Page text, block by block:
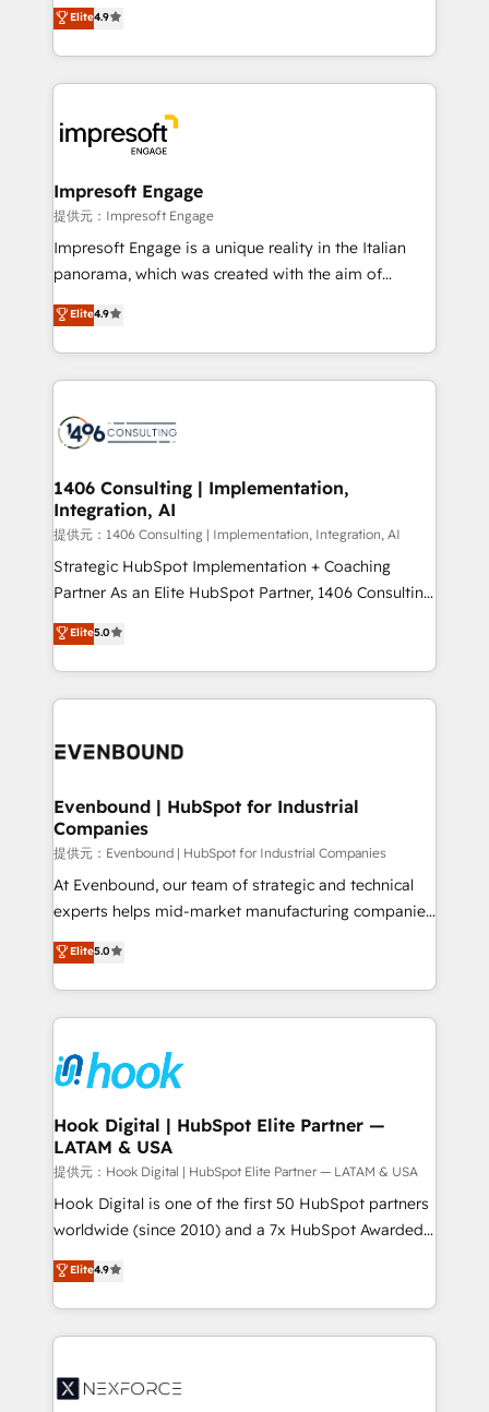
Platform Migration Excellence. • Top 3 Partner of the
Year LATAM 2022, 2023, 2024, 2025. • Partner of the
business with HubSpot? Let Cebra’s experts help
you grow faster, smarter, and with impact.
development—always fueled by curiosity—to turn
ideas, opportunities, and challenges into meaningful
experiences. To us, technology is more than just
and—most importantly—simple. That’s why we lean
into bold ideas and shape them into thoughtful
products and strategies that actually make a
difference.
Elite4.9
Impresoft Engage
提供元：Impresoft Engage
Impresoft Engage is a unique reality in the Italian
panorama, which was created with the aim of
putting Customer Experience at the center by
creating digital environments capable of integrating
people, processes and data. We offer the best
digital solutions on the market, ranging from CRM
marketing automation to online and offline sales
allowing companies to optimize processes and meet
the needs of the customer. We are part of Impresoft
Group, a group of specialized and complementary
companies that divide their offer into 4
Competence Centers: Smart Manufacturing,
The synergies generated by these integrations,
together with the combination of talents, skills,
to accompany companies on their digital
Elite4.9
1406 Consulting | Implementation,
Integration, AI
提供元：1406 Consulting | Implementation, Integration, AI
Strategic HubSpot Implementation + Coaching
Partner As an Elite HubSpot Partner, 1406 Consulting
helps mid-market revenue teams transform how
they sell, market, and serve. We don't just build your
HubSpot—we teach your team to own it, then stay
to help you keep winning. What We Do ⚙️ CRM
Data & Content 📈 Sales & Marketing Alignment +
Agent Creation 🔄 Custom Integrations & Data
Migration Why 1406 We become part of your team.
Your team learns while we build. We fix what others
broke. Built for mid-market reality—practical
solutions that work with your actual headcount and
HubSpot partners 🔄 Top 5% globally in client
retention 📅 8+ years of consistent results since 2017
move beyond spreadsheets into unified systems
that drive real business results.
Elite5.0
Evenbound | HubSpot for Industrial
Companies
提供元：Evenbound | HubSpot for Industrial Companies
At Evenbound, our team of strategic and technical
experts helps mid-market manufacturing companies
achieve real growth. We specialize in delivering
tailored solutions that drive results by leveraging
HubSpot’s platform and data to fuel success.
Technical Solutions: - HubSpot Technical Consulting -
Onboarding - Data Migration & Integrations -
Technical Audit & Optimization Strategic Solutions: -
Revenue Operations - Inbound Marketing -
Outbound Marketing - HubSpot CMS Website
Design & Development We empower our clients to
reach their full potential by providing transparent,
relationship-driven support. With over 300 HubSpot
technical know-how and strategic guidance you
need to succeed.
Elite5.0
Hook Digital | HubSpot Elite Partner —
LATAM & USA
提供元：Hook Digital | HubSpot Elite Partner — LATAM & USA
Hook Digital is one of the first 50 HubSpot partners
worldwide (since 2010) and a 7x HubSpot Awarded
Elite Partner. With 500+ projects across the U.S.,
Brazil, and LATAM, we combine global expertise with
regional experience. Today, we are Brazil’s largest
HubSpot Elite Partner—trusted by companies across
Implementation & Migration Onboarding across all
Elite4.9